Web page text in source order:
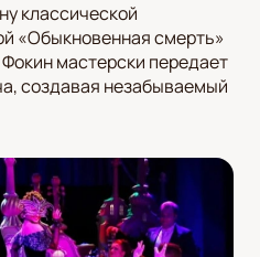
классической
«Обыкновенная смерть»
мастерски передает
создавая незабываемый